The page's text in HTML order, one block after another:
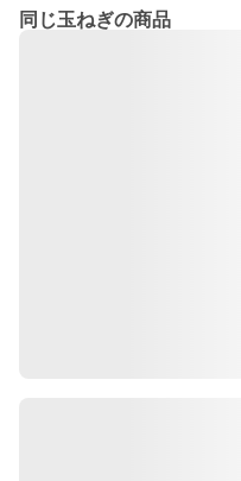
同じ玉ねぎの商品